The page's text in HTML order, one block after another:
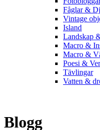
Fåglar &
Vintage
Island
Landskap
Macro &
Macro &
Poesi &
Tävlingar
Vatten &
Blogg